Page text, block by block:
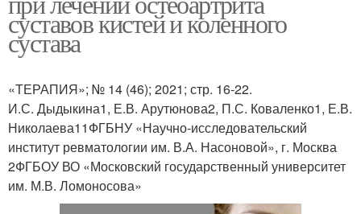
суставов кистей и коленного
сустава
«ТЕРАПИЯ»; № 14 (46); 2021; стр. 16-22.
И.С. Дыдыкина1, Е.В. Арутюнова2, П.С. Коваленко1, Е.В.
Николаева11ФГБНУ «Научно-исследовательский
институт ревматологии им. В.А. Насоновой», г. Москва
2ФГБОУ ВО «Московский государственный университет
им. М.В. Ломоносова»